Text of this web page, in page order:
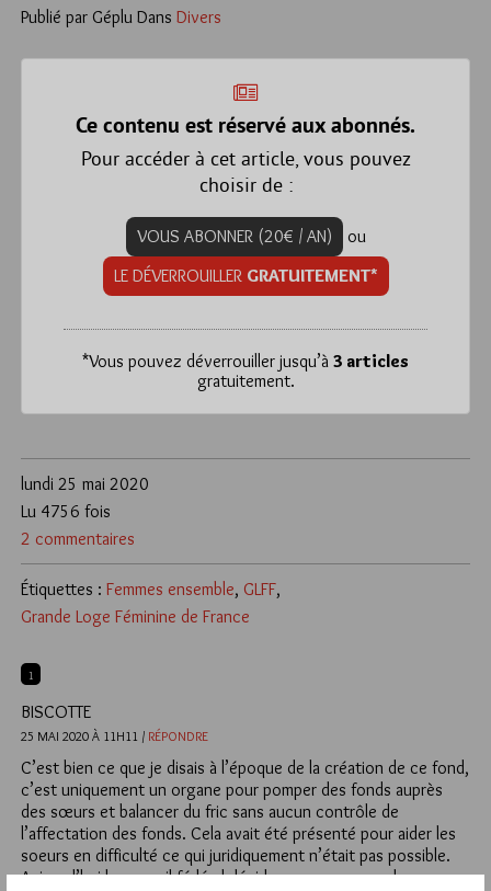
Publié par Géplu Dans Divers
Ce contenu est réservé aux abonnés.
Pour accéder à cet article, vous pouvez
choisir de :
VOUS ABONNER (20€ / AN)
ou
LE DÉVERROUILLER GRATUITEMENT*
*Vous pouvez déverrouiller jusqu’à 3 articles
gratuitement.
lundi 25 mai 2020
2 commentaires
Lu 4756 fois
Étiquettes : Femmes ensemble, GLFF,
Grande Loge Féminine de France
1
BISCOTTE
25 MAI 2020 À 11H11 / RÉPONDRE
C’est bien ce que je disais à l’époque de la création de ce fond,
c’est uniquement un organe pour pomper des fonds auprès
des sœurs et balancer du fric sans aucun contrôle de
l’affectation des fonds. Cela avait été présenté pour aider les
soeurs en difficulté ce qui juridiquement n’était pas possible.
Aujourd’hui le conseil fédéral décide sans passer par la case